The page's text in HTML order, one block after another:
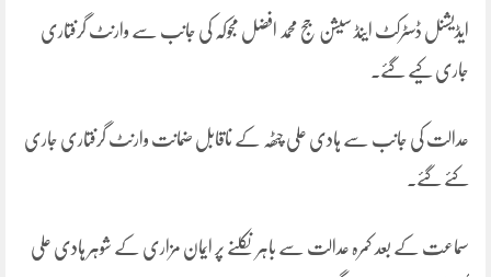
ایڈیشنل ڈسٹرکٹ اینڈ سیشن جج محمد افضل مجوکہ کی جانب سے وارنٹ گرفتاری
جاری کیے گئے۔
عدالت کی جانب سے ہادی علی چٹھہ کے ناقابل ضمانت وارنٹ گرفتاری جاری
کئے گئے۔
سماعت کے بعد کمرہ عدالت سے باہر نکلنے پر ایمان مزاری کے شوہر ہادی علی